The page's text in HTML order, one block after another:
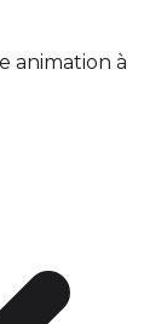
animation à